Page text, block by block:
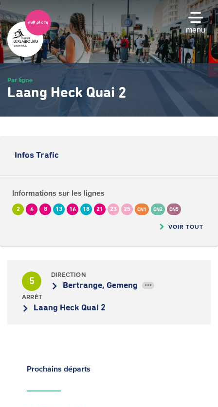
Passer
au
contenu
principal
menu
Par ligne
Laang Heck Quai 2
Infos Trafic
Informations sur les lignes
2 6 8 13 16 18 21 23 25 CN1 CN2 CN5
VOIR TOUT
5
DIRECTION
Bertrange, Gemeng •••
ARRÊT
Laang Heck Quai 2
Prochains départs